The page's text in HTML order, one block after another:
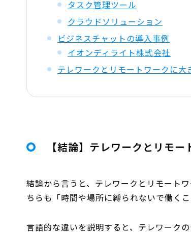
タスク管理ツール
クラウドソリューション
ビジネスチャットの導入事例
イオンディライト株式会社
テレワークとリモートワークに大
【結論】テレワークとリモ
結論から言うと、テレワークとリモート
ちらも「時間や場所に縛られないで働く
言語的な違いを説明すると、テレワーク